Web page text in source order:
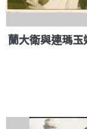
蘭大衛與連瑪玉